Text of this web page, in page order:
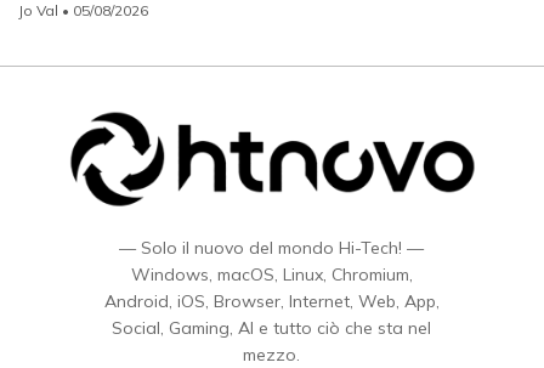
Jo Val • 05/08/2026
— Solo il nuovo del mondo Hi-Tech! —
Windows, macOS, Linux, Chromium,
Android, iOS, Browser, Internet, Web, App,
Social, Gaming, AI e tutto ciò che sta nel
mezzo.